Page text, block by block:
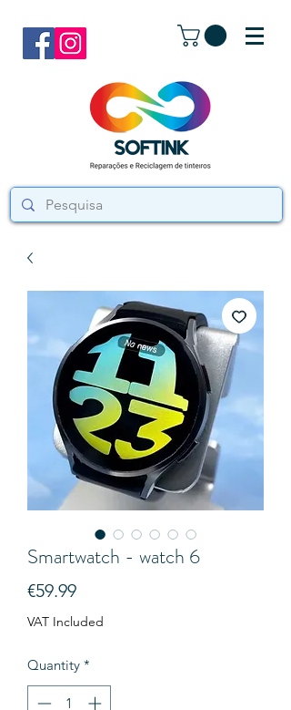
Smartwatch - watch 6
€59.99Price
VAT Included
Quantity *